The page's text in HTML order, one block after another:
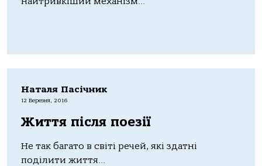
Наталя Пасічник
12 Березня, 2016
Життя після поезії
Не так багато в світі речей, які здатні
поділити життя...